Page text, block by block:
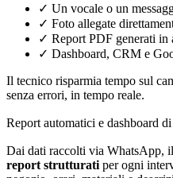
✓ Un vocale o un
✓ Foto allegate
✓ Report PDF generati in
✓ Dashboard, CRM e
Il tecnico risparmia tempo sul
senza errori, in tempo reale.
Report automatici e dashboard
Dai dati raccolti via WhatsApp,
report strutturati per ogni